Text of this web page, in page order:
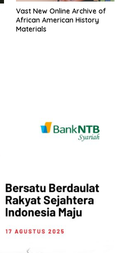
Vast New Online Archive of
African American History
Materials